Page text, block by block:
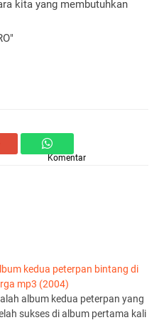
kita yang membutuhkan
Komentar
kedua peterpan bintang di
mp3 (2004)
album kedua peterpan yang
sukses di album pertama kali